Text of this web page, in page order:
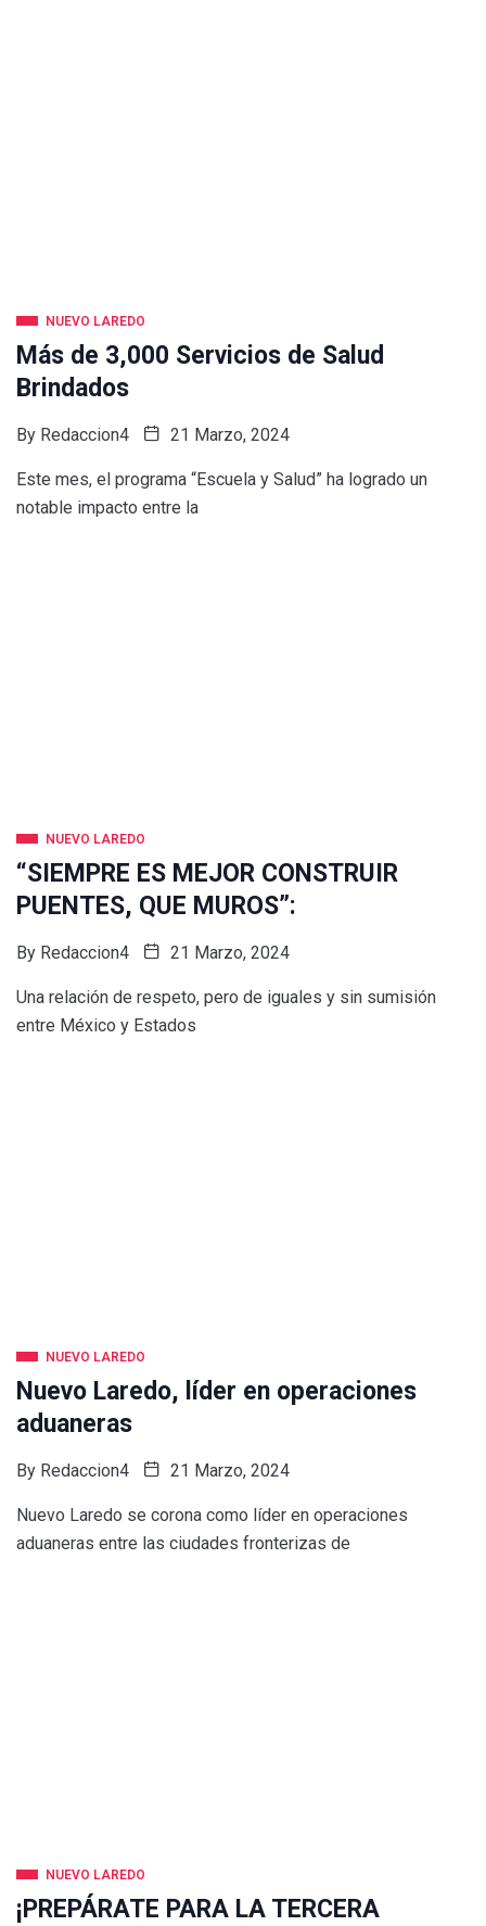
NUEVO LAREDO
Más de 3,000 Servicios de Salud
Brindados
By Redaccion4 21 Marzo, 2024
Este mes, el programa “Escuela y Salud” ha logrado un
notable impacto entre la
NUEVO LAREDO
“SIEMPRE ES MEJOR CONSTRUIR
PUENTES, QUE MUROS”:
By Redaccion4 21 Marzo, 2024
Una relación de respeto, pero de iguales y sin sumisión
entre México y Estados
NUEVO LAREDO
Nuevo Laredo, líder en operaciones
aduaneras
By Redaccion4 21 Marzo, 2024
Nuevo Laredo se corona como líder en operaciones
aduaneras entre las ciudades fronterizas de
NUEVO LAREDO
¡PREPÁRATE PARA LA TERCERA